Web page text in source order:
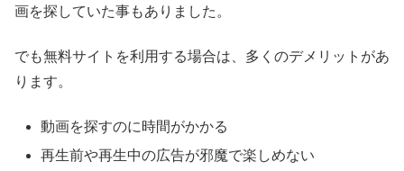
画を探していた事もありました。
でも無料サイトを利用する場合は、多くのデメリットがあ
ります。
動画を探すのに時間がかかる
再生前や再生中の広告が邪魔で楽しめない